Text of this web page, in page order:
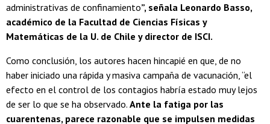
administrativas de confinamiento”, señala Leonardo Basso,
académico de la Facultad de Ciencias Físicas y
Matemáticas de la U. de Chile y director de ISCI.
Como conclusión, los autores hacen hincapié en que, de no
haber iniciado una rápida y masiva campaña de vacunación, “el
efecto en el control de los contagios habría estado muy lejos
de ser lo que se ha observado. Ante la fatiga por las
cuarentenas, parece razonable que se impulsen medidas